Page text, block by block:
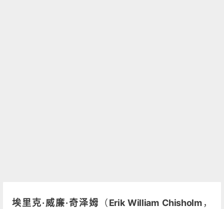
埃里克·威廉·奇泽姆 （Erik William Chisholm，